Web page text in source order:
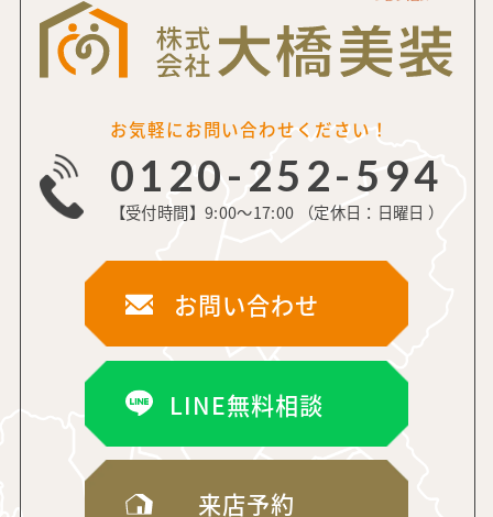
お気軽にお問い合わせください！
0120-252-594
【受付時間】9:00～17:00 （定休日：日曜日 ）
お問い合わせ
LINE無料相談
来店予約